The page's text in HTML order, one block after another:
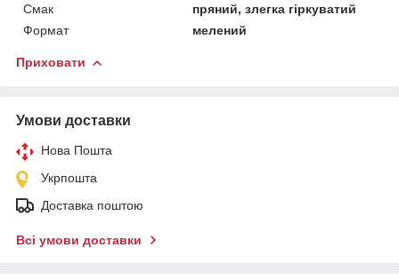
Смак
пряний, злегка гіркуватий
Формат
мелений
Приховати
Умови доставки
Нова Пошта
Укрпошта
Доставка поштою
Всі умови доставки